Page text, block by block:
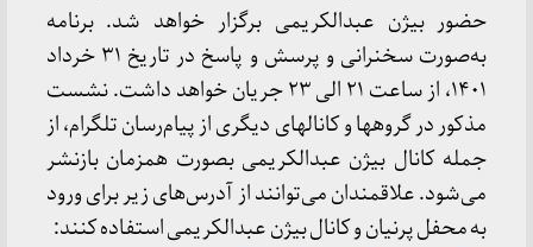
حضور بیژن عبدالکریمی برگزار خواهد شد. برنامه
به‌صورت سخنرانی و پرسش و پاسخ در تاریخ ۳۱ خرداد
۱۴۰۱، از ساعت ۲۱ الی ۲۳ جریان خواهد داشت. نشست
مذکور در گروهها و کانالهای دیگری از پیام‌ر‌سان تلگرام، از
جمله کانال بیژن عبدالکریمی بصورت همزمان بازنشر
می‌شود. علاقمندان می‌توانند از آدرس‌های زیر برای ورود
به محفل پرنیان و کانال بیژن عبدالکریمی استفاده کنند: